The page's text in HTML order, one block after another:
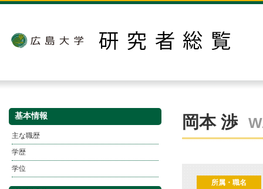
基本情報
主な職歴
学歴
学位
岡本 渉
所属・職名